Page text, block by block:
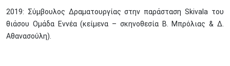
2019: Σύμβουλος Δραματουργίας στην παράσταση Skivala του
θιάσου Ομάδα Εννέα (κείμενα – σκηνοθεσία Β. Μπρόλιας & Δ.
Αθανασούλη).